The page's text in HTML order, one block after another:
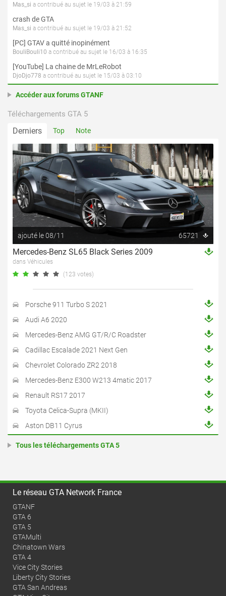
Mas_si a contribué au sujet le 19/03 à 21:59
crash de GTA
Mas_si a contribué au sujet le 19/03 à 21:52
[PC] GTAV a quitté inopinément
BouliBouli10 a contribué au sujet le 16/03 à 16:35
[YouTube] La chaine de MrLeRobot
DjoDjo778 a contribué au sujet le 15/03 à 03:10
Accéder aux forums GTANF
Téléchargements GTA 5
Derniers Top Note
ajouté le 08/11 65721
Mercedes-Benz SL65 Black Series 2009
dans Véhicules
(123 votes)
Porsche 911 Turbo S 2021
Audi A6 2020
Mercedes-Benz AMG GT/R/C Roadster
Cadillac Escalade 2021 Next Gen
Chevrolet Colorado ZR2 2018
Mercedes-Benz E300 W213 4matic 2017
Renault RS17 2017
Toyota Celica-Supra (MKII)
Aston DB11 Cyrus
Tous les téléchargements GTA 5
Le réseau GTA Network France
GTANF
GTA 6
GTA 5
GTAMulti
Chinatown Wars
GTA 4
Vice City Stories
Liberty City Stories
GTA San Andreas